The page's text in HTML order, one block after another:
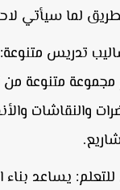
لما سيأتي
تدريس متنوعة:
متنوعة من
والنقاشات
يساعد بناء